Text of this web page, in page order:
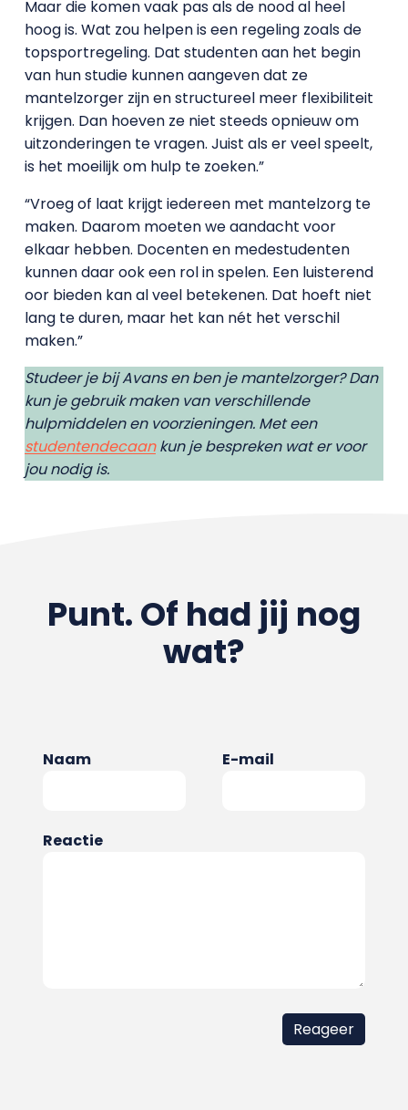
Maar die komen vaak pas als de nood al heel
hoog is. Wat zou helpen is een regeling zoals de
topsportregeling. Dat studenten aan het begin
van hun studie kunnen aangeven dat ze
mantelzorger zijn en structureel meer flexibiliteit
krijgen. Dan hoeven ze niet steeds opnieuw om
uitzonderingen te vragen. Juist als er veel speelt,
is het moeilijk om hulp te zoeken.”
“Vroeg of laat krijgt iedereen met mantelzorg te
maken. Daarom moeten we aandacht voor
elkaar hebben. Docenten en medestudenten
kunnen daar ook een rol in spelen. Een luisterend
oor bieden kan al veel betekenen. Dat hoeft niet
lang te duren, maar het kan nét het verschil
maken.”
Studeer je bij Avans en ben je mantelzorger? Dan
kun je gebruik maken van verschillende
hulpmiddelen en voorzieningen. Met een
studentendecaankun je bespreken wat er voor
jou nodig is.
Punt. Of had jij nog
wat?
Naam E-mail
Reactie